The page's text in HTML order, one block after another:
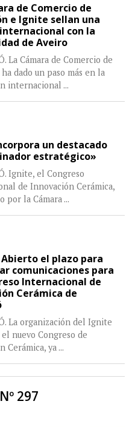
de Comercio de
e Ignite sellan una
con la
de Aveiro
La Cámara de Comercio de
dado un paso más en la
internacional ...
un destacado
estratégico»
Ignite, el Congreso
de Innovación Cerámica,
por la Cámara ...
el plazo para
comunicaciones para
Internacional de
Cerámica de
La organización del Ignite
el nuevo Congreso de
Cerámica, ya ...
297